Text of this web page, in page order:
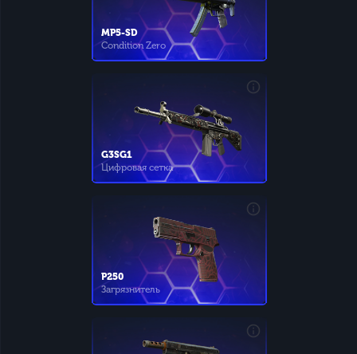
MP5-SD
Condition Zero
G3SG1
Цифровая сетка
P250
Загрязнитель